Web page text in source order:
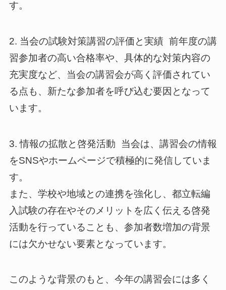
す。
2. 当会の試験対策講習の評価と実績 前年度の講
習参加者の高い合格率や、具体的な対策内容の
充実度など、当会の講習会が高く評価されてい
る点も、新たな参加者を呼び込む要因となって
います。
3. 情報の拡散と啓発活動 当会は、講習会の情報
をSNSやホームページで積極的に発信していま
す。
また、学校や地域との連携を強化し、都立転編
入試験の存在やそのメリットを広く伝える啓発
活動を行っていることも、参加者数増加の背景
には欠かせない要素となっています。
このような背景のもと、今年の講習会には多く